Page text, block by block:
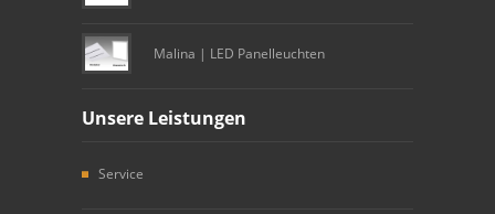
Malina | LED Panelleuchten
Unsere Leistungen
Service